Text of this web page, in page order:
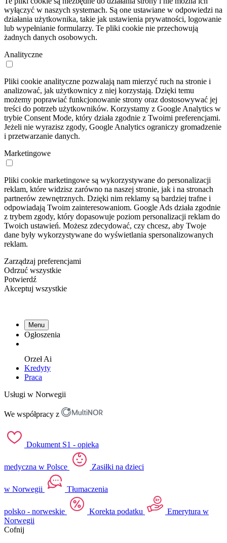
wyłączyć w naszych systemach. Są one ustawiane w odpowiedzi na
działania użytkownika, takie jak ustawienia prywatności, logowanie
lub wypełnianie formularzy. Te pliki cookie nie przechowują
żadnych danych osobowych.
Analityczne
Pliki cookie analityczne pozwalają nam mierzyć ruch na stronie i
analizować, jak użytkownicy z niej korzystają. Dzięki temu
możemy poprawiać funkcjonowanie strony oraz dostosowywać jej
treści do potrzeb użytkowników. Korzystamy z Google Analytics w
trybie Consent Mode, który działa zgodnie z Twoimi preferencjami.
Jeżeli nie wyrazisz zgody, Google Analytics ograniczy gromadzenie
i przetwarzanie danych.
Marketingowe
Pliki cookie marketingowe są wykorzystywane do personalizacji
reklam, które widzisz zarówno na naszej stronie, jak i na stronach
partnerów zewnętrznych. Dzięki nim reklamy są bardziej trafne i
odpowiadają Twoim zainteresowaniom. Google Ads działa zgodnie
z trybem zgody, który dopasowuje poziom personalizacji reklam do
Twoich ustawień. Możesz zdecydować, czy chcesz, aby Twoje
dane były wykorzystywane do wyświetlania spersonalizowanych
reklam.
Zarządzaj preferencjami
Odrzuć wszystkie
Potwierdź
Akceptuj wszystkie
Menu
Ogłoszenia
OrzełAi
Kredyty
Praca
Usługi w Norwegii
We współpracy z
Dokument S1 - opieka
medyczna w Polsce Zasiłki na dzieci
w Norwegii Tłumaczenia
polsko - norweskie Korekta podatku
Emerytura w
Norwegii
Cofnij